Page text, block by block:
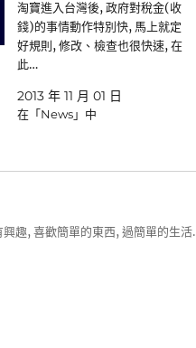
淘寶進入台灣後, 政府對稅金(收
錢)的事情動作特別快, 馬上就定
好規則, 修改、檢查也很快速, 在
此…
2013 年 11 月 01 日
在「News」中
趣, 喜歡簡單的東西, 過簡單的生活.